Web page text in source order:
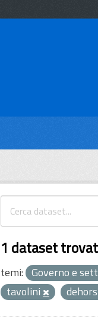
1 dataset
temi: Governo e
tavolini
dehors